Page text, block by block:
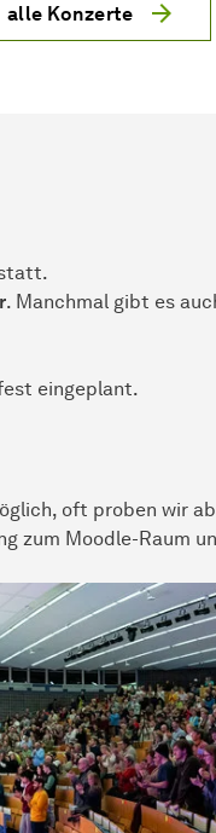
alle Konzerte
. Manchmal gibt es
eingeplant.
oft proben wir
zum Moodle-Raum